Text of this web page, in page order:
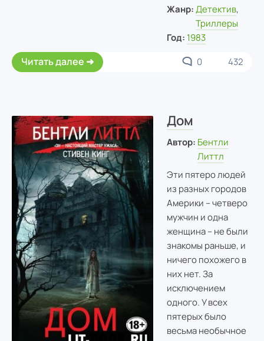
Жанр: Детектив,
Триллеры
Год: 1983
Читать далее 0 432
Дом
Автор: Бентли
Литтл
Эти пятеро людей
из разных городов
Америки – четверо
мужчин и одна
женщина – не были
знакомы раньше, и
ничего похожего в
них нет. За
исключением
одного. У всех
пятерых было
весьма необычное